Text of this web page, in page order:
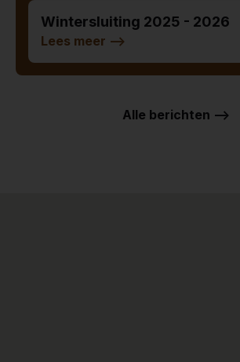
Wintersluiting 2025 - 2026
Lees meer -->
Alle berichten -->